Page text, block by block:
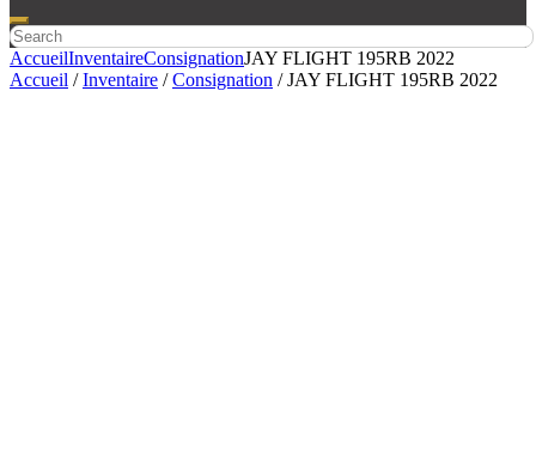
AccueilInventaireConsignationJAY FLIGHT 195RB 2022
Accueil /Inventaire /Consignation / JAY FLIGHT 195RB 2022